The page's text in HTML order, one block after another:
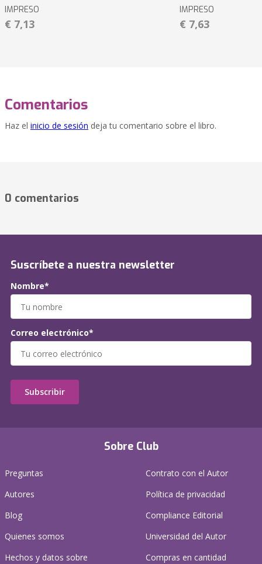
IMPRESO
€ 7,13
IMPRESO
€ 7,63
Comentarios
Haz el inicio de sesión deja tu comentario sobre el libro.
0 comentarios
Sobre Club
Preguntas
Autores
Blog
Quienes somos
Hechos y datos sobre
Contrato con el Autor
Política de privacidad
Compliance Editorial
Universidad del Autor
Compras en cantidad
Suscríbete a nuestra newsletter
Nombre*
Correo electrónico*
Subscribir